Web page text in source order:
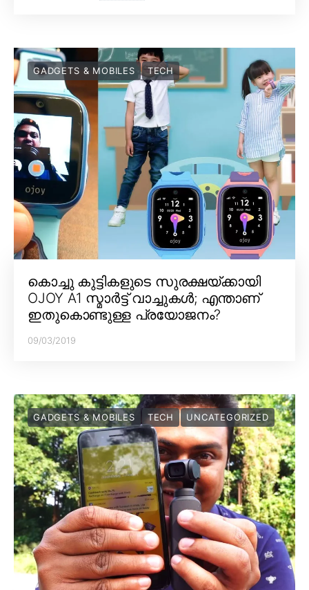
GADGETS & MOBILES TECH
കൊച്ചു കുട്ടികളുടെ സുരക്ഷയ്ക്കായി
OJOY A1 സ്മാർട്ട് വാച്ചുകൾ; എന്താണ്
ഇതുകൊണ്ടുള്ള പ്രയോജനം?
09/03/2019
GADGETS & MOBILES TECH UNCATEGORIZED